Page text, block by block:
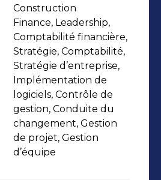
Construction
Finance, Leadership,
Comptabilité financière,
Stratégie, Comptabilité,
Stratégie d’entreprise,
Implémentation de
logiciels, Contrôle de
gestion, Conduite du
changement, Gestion
de projet, Gestion
d’équipe